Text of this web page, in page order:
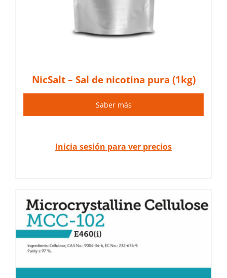
NicSalt – Sal de nicotina pura (1kg)
Saber más
Inicia sesión para ver precios